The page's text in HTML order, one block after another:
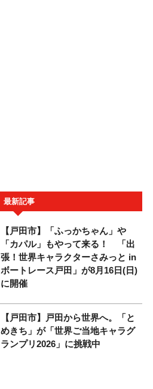
最新記事
【戸田市】「ふっかちゃん」や
「カパル」もやって来る！ 「出
張！世界キャラクターさみっと in
ボートレース戸田」が8月16日(日)
に開催
【戸田市】戸田から世界へ。「と
めきち」が「世界ご当地キャラグ
ランプリ2026」に挑戦中